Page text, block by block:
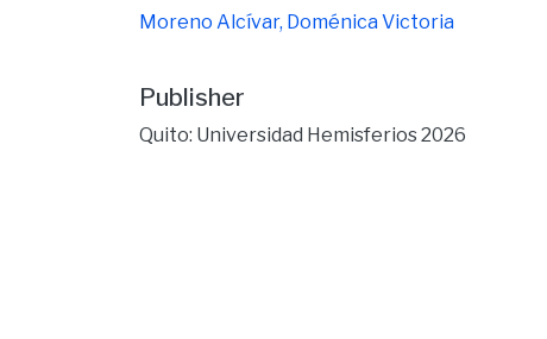
Moreno Alcívar, Doménica Victoria
Publisher
Quito: Universidad Hemisferios 2026